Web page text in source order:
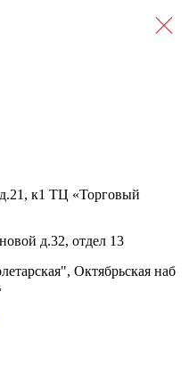
к1 ТЦ «Торговый
д.32, отдел 13
Октябрьская наб